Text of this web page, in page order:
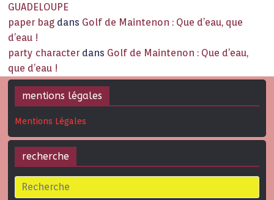
GUADELOUPE
paper bag dans Golf de Maintenon : Que d’eau, que
d’eau !
party character dans Golf de Maintenon : Que d’eau,
que d’eau !
mentions légales
Mentions Légales
recherche